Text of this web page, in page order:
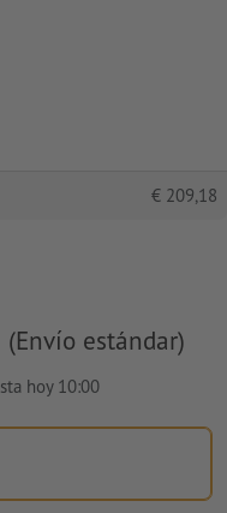
€ 209,18
estándar)
hoy 10:00